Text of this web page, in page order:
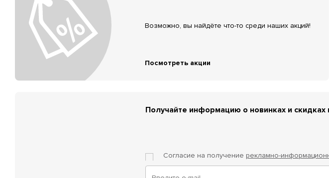
Возможно, вы найдёте что-то среди наших акций!
Посмотреть акции
Получайте информацию о новинках и
Согласие на получение рекламно-